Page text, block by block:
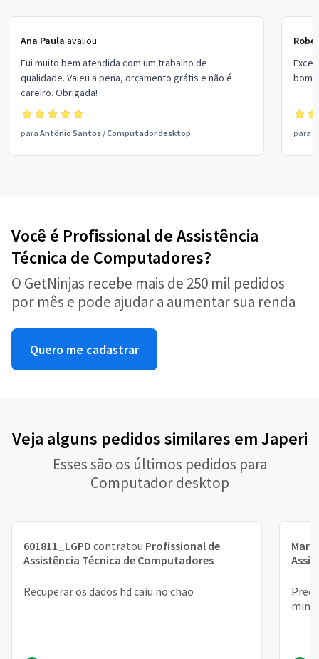
Ana Paula avaliou:
Fui muito bem atendida com um trabalho de
qualidade. Valeu a pena, orçamento grátis e não é
careiro. Obrigada!
para Antônio Santos /Computador desktop
bom
para
Você é Profissional de Assistência
Técnica de Computadores?
O GetNinjas recebe mais de 250 mil pedidos
por mês e pode ajudar a aumentar sua renda
Quero me cadastrar
Veja alguns pedidos similares em Japeri
Esses são os últimos pedidos para
Computador desktop
601811_LGPD contratou Profissional de
Assistência Técnica de Computadores
Recuperar os dados hd caiu no chao